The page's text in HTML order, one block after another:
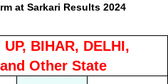
at Sarkari Results 2024
BIHAR, DELHI,
Other State